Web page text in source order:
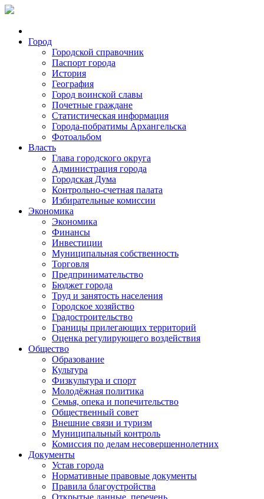
Город
Городской справочник
Паспорт города
История
География
Город воинской славы
Почетные граждане
Статистическая информация
Города-побратимы Архангельска
Фотоальбом
Власть
Глава городского округа
Администрация города
Городская Дума
Контрольно-счетная палата
Избирательные комиссии
Экономика
Экономика
Финансы
Инвестиции
Муниципальная собственность
Торговля
Предпринимательство
Бюджет города
Труд и занятость населения
Городское хозяйство
Градостроительство
Границы прилегающих территорий
Оценка регулирующего воздействия
Общество
Образование
Культура
Физкультура и спорт
Молодёжная политика
Семья, опека и попечительство
Общественный совет
Внешние связи и туризм
Муниципальный контроль
Комиссия по делам несовершеннолетних
Документы
Устав города
Нормативные правовые документы
Правила благоустройства
Открытые данные, перечень